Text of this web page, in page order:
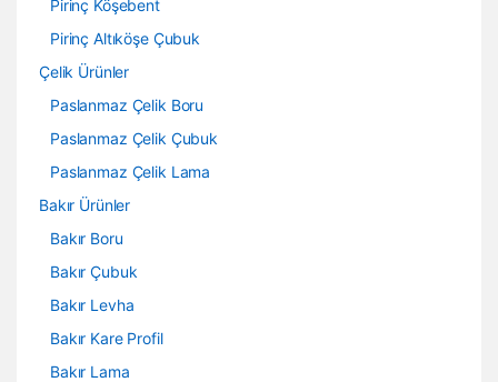
Pirinç Köşebent
Pirinç Altıköşe Çubuk
Çelik Ürünler
Paslanmaz Çelik Boru
Paslanmaz Çelik Çubuk
Paslanmaz Çelik Lama
Bakır Ürünler
Bakır Boru
Bakır Çubuk
Bakır Levha
Bakır Kare Profil
Bakır Lama